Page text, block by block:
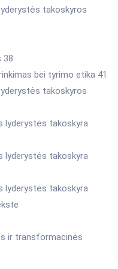
takoskyros
38
bei tyrimo etika 41
takoskyros
lyderystės takoskyra
lyderystės takoskyra
lyderystės takoskyra
ir transformacinės